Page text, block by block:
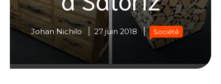
Johan Nichilo 27 juin 2018 Société